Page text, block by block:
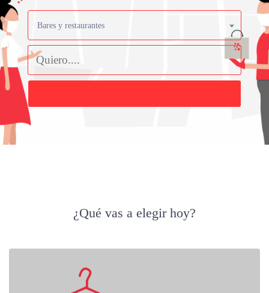
Bares y restaurantes
¿Qué vas a elegir hoy?